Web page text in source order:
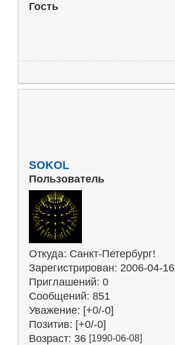
Гость
SOKOL
Пользователь
Откуда: Санкт-Петербург!
Зарегистрирован: 2006-04-16
Приглашений: 0
Сообщений: 851
Уважение: [+0/-0]
Позитив: [+0/-0]
Возраст: 36 [1990-06-08]